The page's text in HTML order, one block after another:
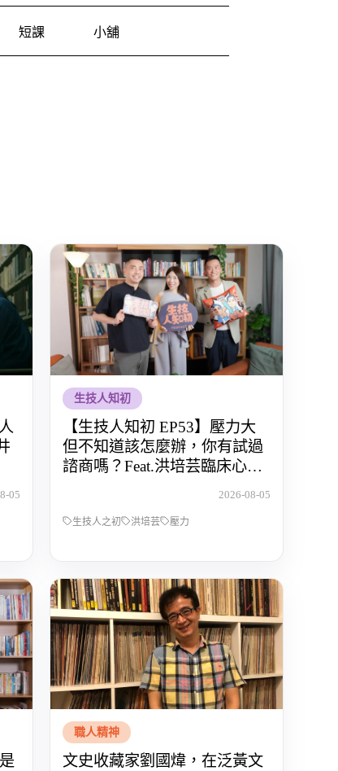
短課 小舖
05
生技人知初
【生技人知初 EP53】壓力大
但不知道該怎麼辦，你有試過
諮商嗎？Feat.洪培芸臨床心理
2026-08-05
生技人之初 洪培芸 壓力
職人精神
文史收藏家劉國煒，在泛黃文